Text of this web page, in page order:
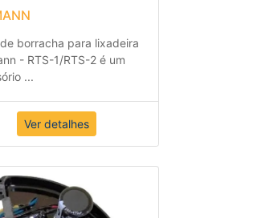
BORRACHA
- RTS-1/RTS-2 é um
...
Ver detalhes